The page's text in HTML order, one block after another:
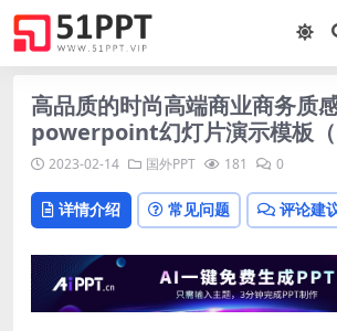
高品质的时尚高端商业商务质
powerpoint幻灯片演示模板（
2023-02-14 国外PPT 181 0
详情介绍 常见问题 评论建